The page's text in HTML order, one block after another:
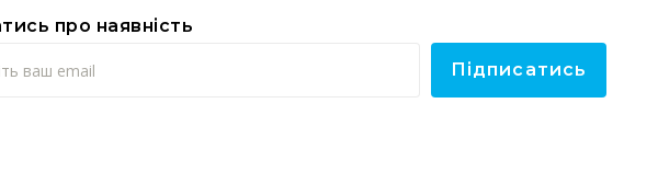
про наявність
Підписатись